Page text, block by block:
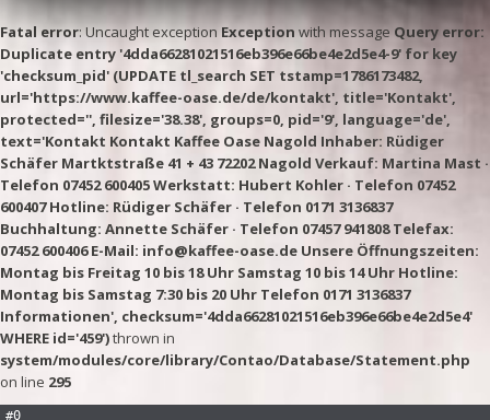
Fatal error: Uncaught exception Exception with message Query error:
Duplicate entry '4dda66281021516eb396e66be4e2d5e4-9' for key
'checksum_pid' (UPDATE tl_search SET tstamp=1786173482,
url='https://www.kaffee-oase.de/de/kontakt', title='Kontakt',
protected='', filesize='38.38', groups=0, pid='9', language='de',
text='Kontakt Kontakt Kaffee Oase Nagold Inhaber: Rüdiger
Schäfer Martktstraße 41 + 43 72202 Nagold Verkauf: Martina Mast ·
Telefon 07452 600405 Werkstatt: Hubert Kohler · Telefon 07452
600407 Hotline: Rüdiger Schäfer · Telefon 0171 3136837
Buchhaltung: Annette Schäfer · Telefon 07457 941808 Telefax:
07452 600406 E-Mail: info@kaffee-oase.de Unsere Öffnungszeiten:
Montag bis Freitag 10 bis 18 Uhr Samstag 10 bis 14 Uhr Hotline:
Montag bis Samstag 7:30 bis 20 Uhr Telefon 0171 3136837
Informationen', checksum='4dda66281021516eb396e66be4e2d5e4'
WHERE id='459')thrown in
system/modules/core/library/Contao/Database/Statement.php
on line 295
#0